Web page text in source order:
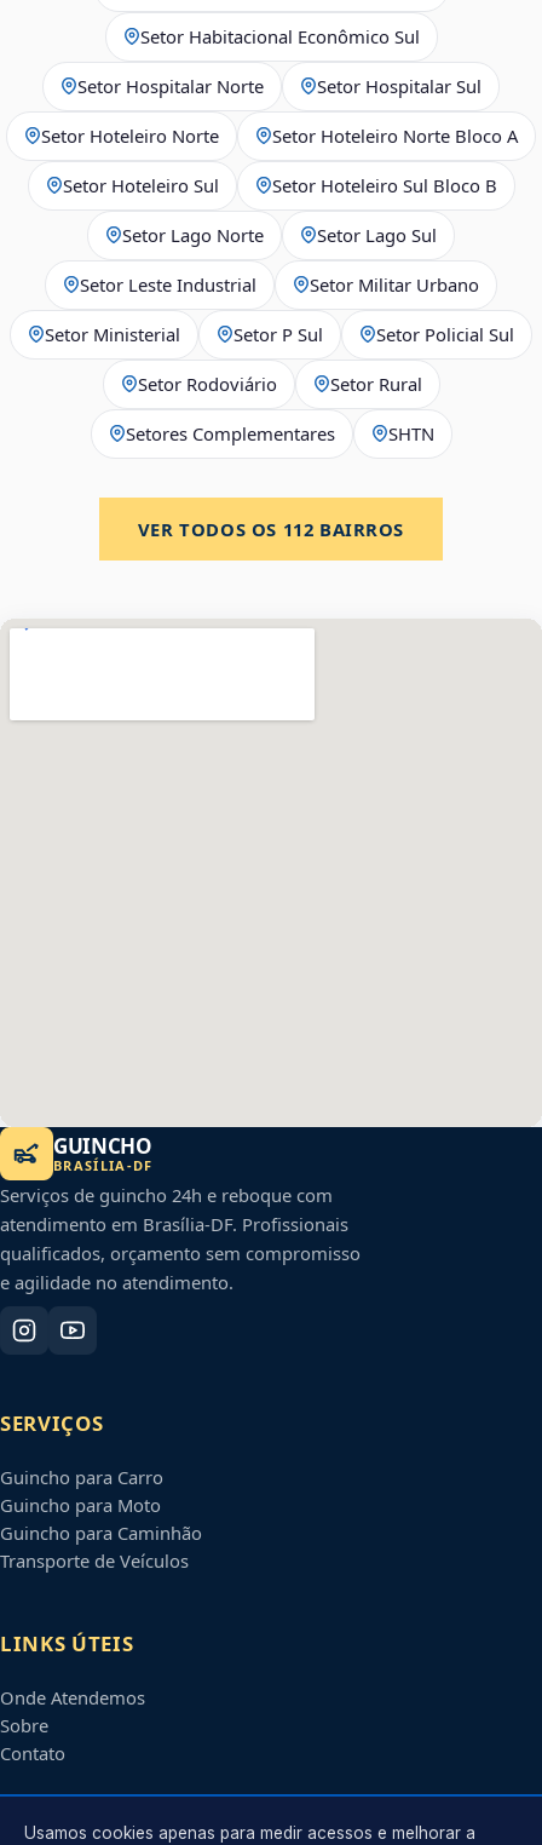
Setor Habitacional Econômico Sul
Setor Hospitalar Norte Setor Hospitalar Sul
Setor Hoteleiro Norte Setor Hoteleiro Norte Bloco A
Setor Hoteleiro Sul Setor Hoteleiro Sul Bloco B
Setor Lago Norte Setor Lago Sul
Setor Leste Industrial Setor Militar Urbano
Setor Ministerial Setor P Sul Setor Policial Sul
Setor Rodoviário Setor Rural
Setores Complementares SHTN
VER TODOS OS 112 BAIRROS
GUINCHO
BRASÍLIA -DF
Serviços de guincho 24h e reboque com
atendimento em Brasília-DF. Profissionais
qualificados, orçamento sem compromisso
e agilidade no atendimento.
SERVIÇOS
Guincho para Carro
Guincho para Moto
Guincho para Caminhão
Transporte de Veículos
LINKS ÚTEIS
Onde Atendemos
Sobre
Contato
CONTATO
Usamos cookies apenas para medir acessos e melhorar a